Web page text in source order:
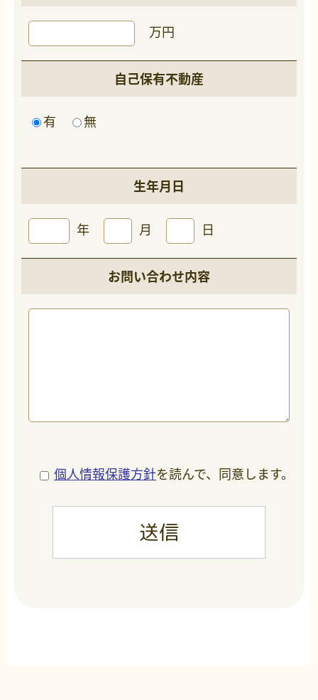
万円
自己保有不動産
有 無
生年月日
年 月 日
お問い合わせ内容
個人情報保護方針を読んで、同意します。